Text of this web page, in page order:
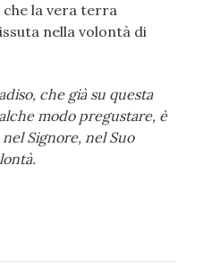
la vera terra
nella volontà di
che già su questa
modo pregustare, è
Signore, nel Suo